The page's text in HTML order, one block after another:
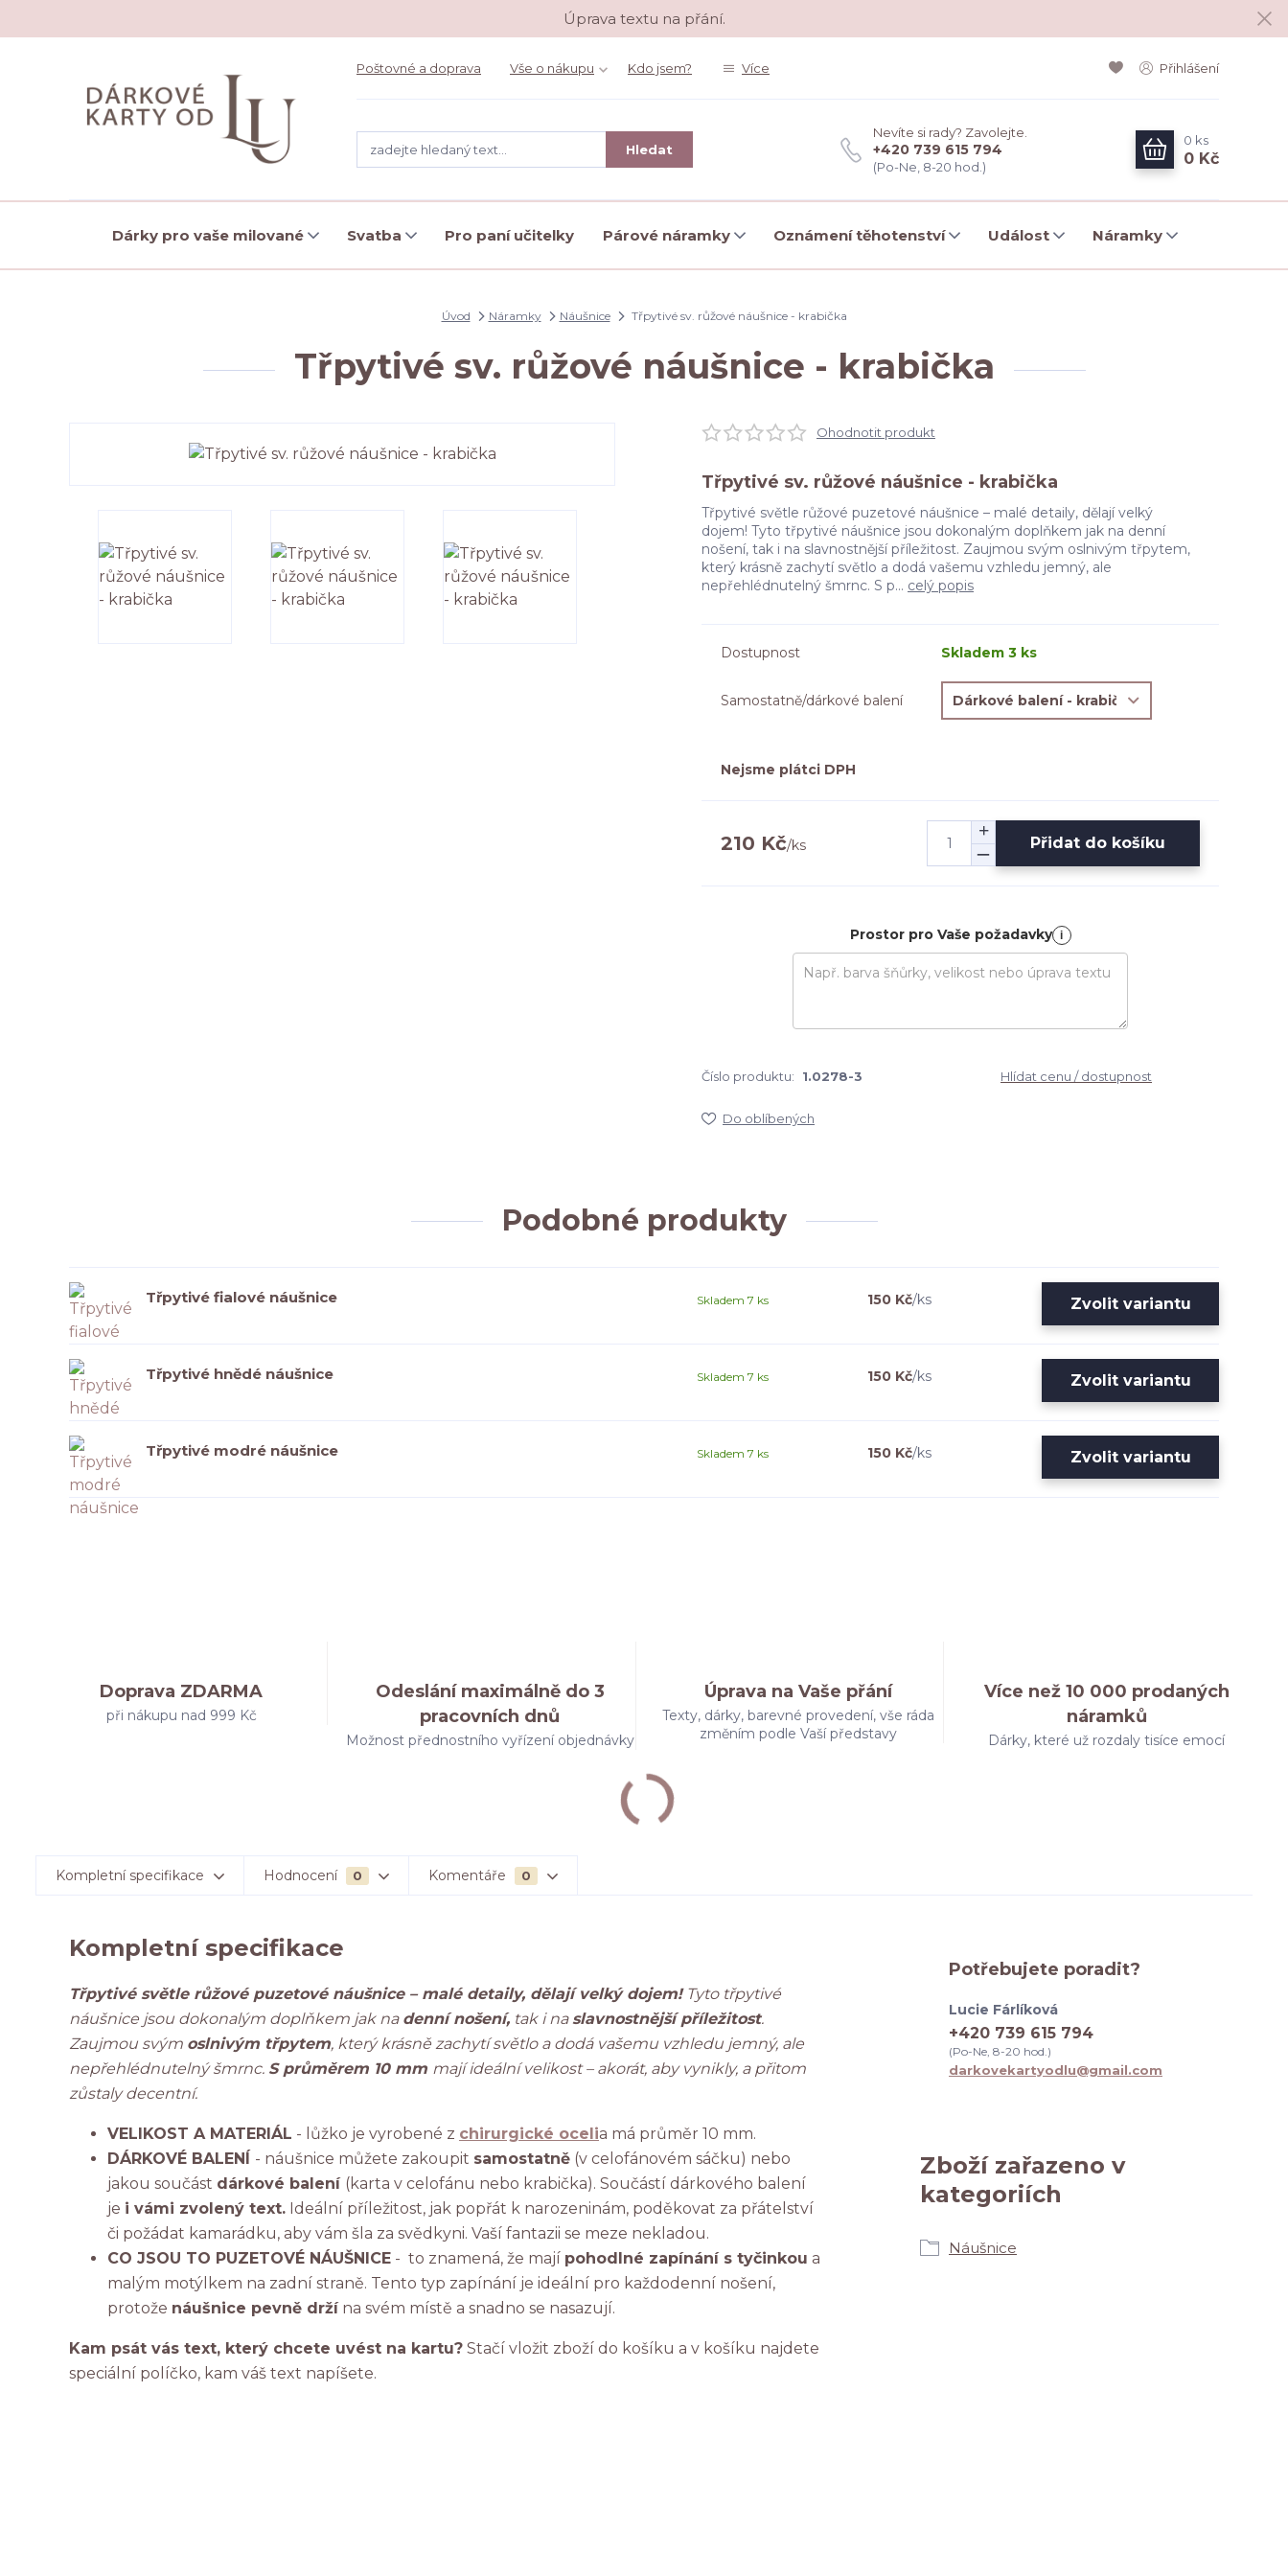
Úprava textu na přání.
Poštovné a doprava Vše o nákupu Kdo jsem? Více Přihlášení
Hledat
Nevíte si rady? Zavolejte.
+420 739 615 794
(Po-Ne, 8-20 hod.)
0 ks
0 Kč
Dárky pro vaše milované Svatba Pro paní učitelky Párové náramky Oznámení těhotenství Událost Náramky
Úvod Náramky Náušnice Třpytivé sv. růžové náušnice - krabička
Třpytivé sv. růžové náušnice - krabička
Ohodnotit produkt
Třpytivé sv. růžové náušnice - krabička
Třpytivé světle růžové puzetové náušnice – malé detaily, dělají velký
dojem! Tyto třpytivé náušnice jsou dokonalým doplňkem jak na denní
nošení, tak i na slavnostnější příležitost. Zaujmou svým oslnivým třpytem,
který krásně zachytí světlo a dodá vašemu vzhledu jemný, ale
nepřehlédnutelný šmrnc. S p... celý popis
Dostupnost Skladem 3 ks
Samostatně/dárkové balení
Nejsme plátci DPH
210 Kč/ks Přidat do košíku
Prostor pro Vaše požadavky i
Číslo produktu: 1.0278-3 Hlídat cenu / dostupnost
Do oblíbených
Podobné produkty
Třpytivé fialové náušnice 150 Kč/ks
Skladem 7 ks Zvolit variantu
Třpytivé hnědé náušnice 150 Kč/ks
Skladem 7 ks Zvolit variantu
Třpytivé modré náušnice 150 Kč/ks
Skladem 7 ks Zvolit variantu
Doprava ZDARMA
při nákupu nad 999 Kč
Odeslání maximálně do 3
pracovních dnů
Možnost přednostního vyřízení objednávky
Úprava na Vaše přání
Texty, dárky, barevné provedení, vše ráda
změním podle Vaší představy
Více než 10 000 prodaných
náramků
Dárky, které už rozdaly tisíce emocí
Kompletní specifikace Hodnocení 0 Komentáře 0
Kompletní specifikace
Třpytivé světle růžové puzetové náušnice – malé detaily, dělají velký dojem!Tyto třpytivé
náušnice jsou dokonalým doplňkem jak na denní nošení, tak i naslavnostnější příležitost.
Zaujmou svým oslnivým třpytem, který krásně zachytí světlo a dodá vašemu vzhledu jemný, ale
nepřehlédnutelný šmrnc. S průměrem 10 mm mají ideální velikost – akorát, aby vynikly, a přitom
zůstaly decentní.
VELIKOST A MATERIÁL - lůžko je vyrobené z chirurgické ocelia má průměr 10 mm.
DÁRKOVÉ BALENÍ - náušnice můžete zakoupit samostatně (v celofánovém sáčku) nebo
jakou součást dárkové balení (karta v celofánu nebo krabička). Součástí dárkového balení
je i vámi zvolený text. Ideální příležitost, jak popřát k narozeninám, poděkovat za přátelství
či požádat kamarádku, aby vám šla za svědkyni. Vaší fantazii se meze nekladou.
CO JSOU TO PUZETOVÉ NÁUŠNICE - to znamená, že mají pohodlné zapínání s tyčinkou a
malým motýlkem na zadní straně. Tento typ zapínání je ideální pro každodenní nošení,
protože náušnice pevně držína svém místě a snadno se nasazují.
Kam psát vás text, který chcete uvést na kartu? Stačí vložit zboží do košíku a v košíku najdete
speciální políčko, kam váš text napíšete.
Zboží zařazeno v
kategoriích
Náušnice
Potřebujete poradit?
Lucie Fárlíková
+420 739 615 794
(Po-Ne, 8-20 hod.)
darkovekartyodlu@gmail.com